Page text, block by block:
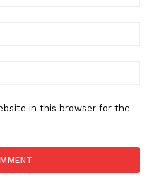
in this browser for the